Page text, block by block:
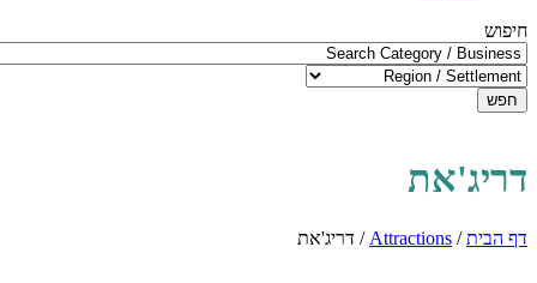
חיפוש
חפש
דריג'את
דף הבית/
Attractions
/ דריג'את